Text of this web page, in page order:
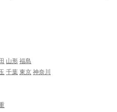
山形 福島
千葉 東京 神奈川